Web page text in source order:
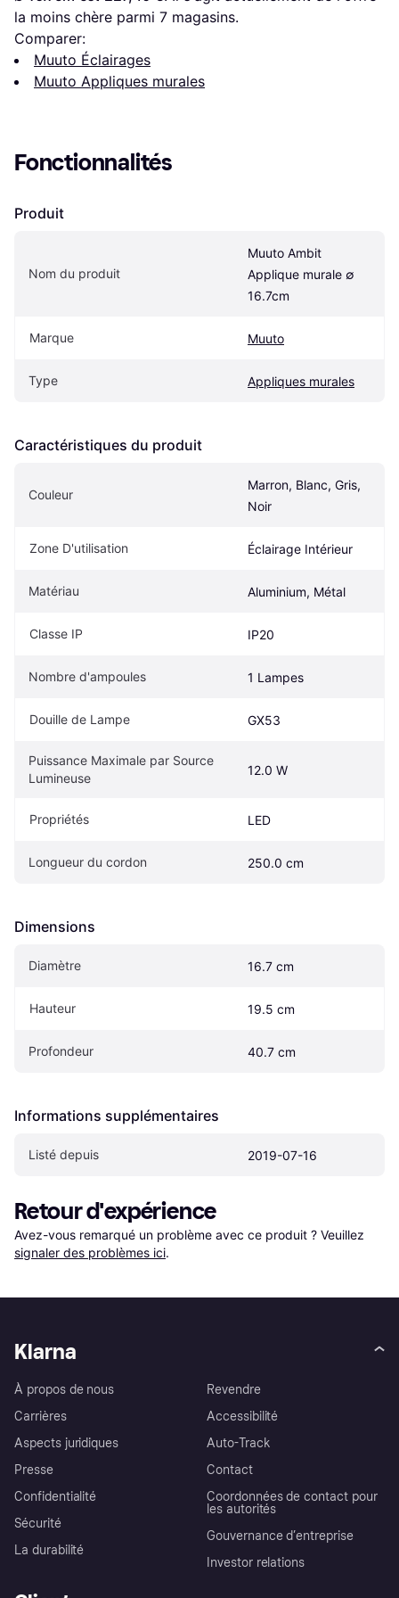
la moins chère parmi 7 magasins.
Comparer:
Muuto Éclairages
Muuto Appliques murales
Fonctionnalités
Produit
Nom du produit
Muuto Ambit
Applique murale ∅
16.7cm
Marque Muuto
Type Appliques murales
Caractéristiques du produit
Couleur
Marron, Blanc, Gris,
Noir
Zone D'utilisation Éclairage Intérieur
Matériau Aluminium, Métal
Classe IP IP20
Nombre d'ampoules 1 Lampes
Douille de Lampe GX53
Puissance Maximale par Source
Lumineuse
12.0 W
Propriétés LED
Longueur du cordon 250.0 cm
Dimensions
Diamètre 16.7 cm
Hauteur 19.5 cm
Profondeur 40.7 cm
Informations supplémentaires
Listé depuis 2019-07-16
Retour d'expérience
Avez-vous remarqué un problème avec ce produit ? Veuillez
signaler des problèmes ici.
Klarna
À propos de nous
Carrières
Aspects juridiques
Presse
Confidentialité
Sécurité
La durabilité
Revendre
Accessibilité
Auto-Track
Contact
Coordonnées de contact pour
les autorités
Gouvernance d’entreprise
Investor relations